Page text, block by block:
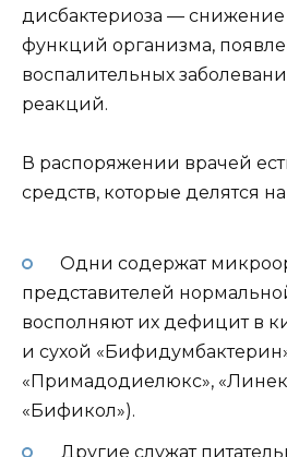
дисбактериоза —
функций организма,
воспалительных
реакций.
В распоряжении врачей
средств, которые делятся
Одни содержат
представителей
восполняют их дефицит в
и сухой
«Примадодиелюкс»,
«Бификол»).
Другие служат